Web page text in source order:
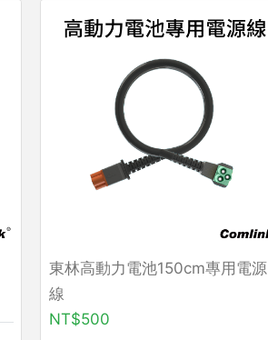
東林高動力電池150cm專用電源
線
NT$500